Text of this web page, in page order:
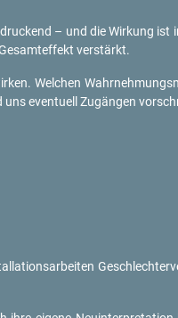
– und die Wir­kung ist
ver­stärkt.
Wel­chen
even­tu­ell Zu­gän­gen